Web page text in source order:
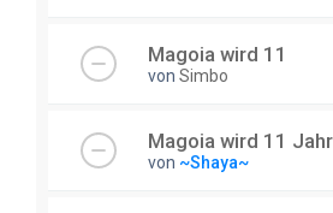
Magoia wird 11
von Simbo
Magoia wird 11
von ~Shaya~